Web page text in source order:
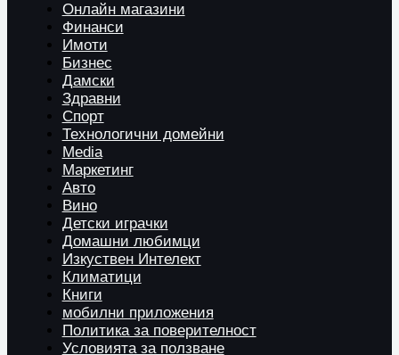
Онлайн магазини
Финанси
Имоти
Бизнес
Дамски
Здравни
Спорт
Технологични домейни
Media
Маркетинг
Авто
Вино
Детски играчки
Домашни любимци
Изкуствен Интелект
Климатици
Книги
мобилни приложения
Политика за поверителност
Условията за ползване